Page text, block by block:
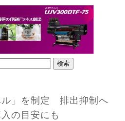
ル」を制定 排出抑制へ
の目安にも